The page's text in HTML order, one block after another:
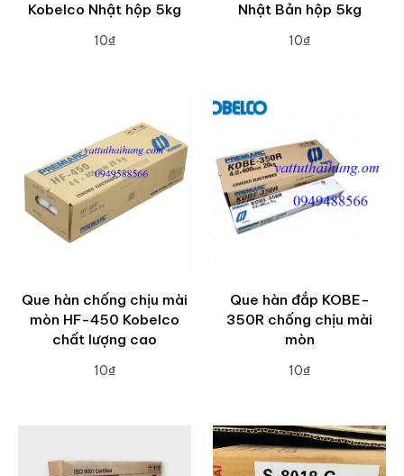
Kobelco Nhật hộp 5kg
10₫
Nhật Bản hộp 5kg
10₫
Que hàn chống chịu mài
mòn HF-450 Kobelco
chất lượng cao
10₫
Que hàn đắp KOBE-
350R chống chịu mài
mòn
10₫